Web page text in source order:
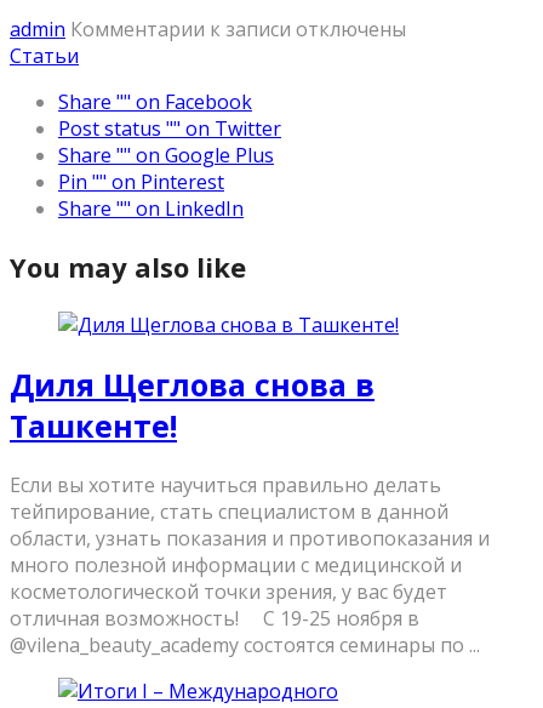
admin Комментарии к записи отключены
Статьи
Share "" on Facebook
Post status "" on Twitter
Share "" on Google Plus
Pin "" on Pinterest
Share "" on LinkedIn
You may also like
Диля Щеглова снова в
Ташкенте!
Если вы хотите научиться правильно делать
тейпирование, стать специалистом в данной
области, узнать показания и противопоказания и
много полезной информации с медицинской и
косметологической точки зрения, у вас будет
отличная возможность! ⠀ С 19-25 ноября в
@vilena_beauty_academy состоятся семинары по ...